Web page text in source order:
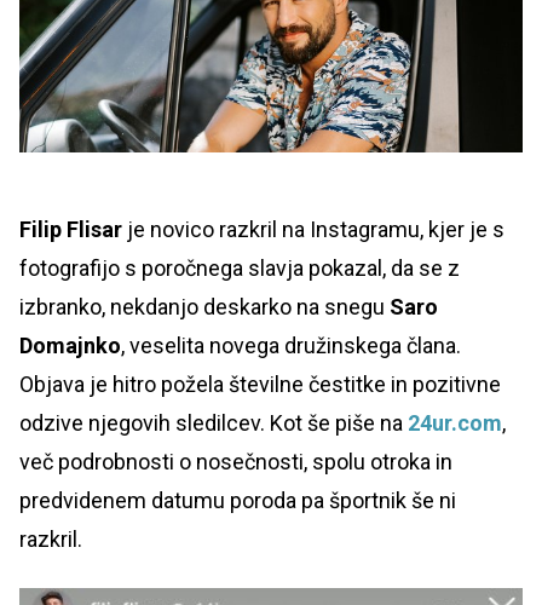
Filip Flisar je novico razkril na Instagramu, kjer je s
fotografijo s poročnega slavja pokazal, da se z
izbranko, nekdanjo deskarko na snegu Saro
Domajnko, veselita novega družinskega člana.
Objava je hitro požela številne čestitke in pozitivne
odzive njegovih sledilcev. Kot še piše na 24ur.com,
več podrobnosti o nosečnosti, spolu otroka in
predvidenem datumu poroda pa športnik še ni
razkril.